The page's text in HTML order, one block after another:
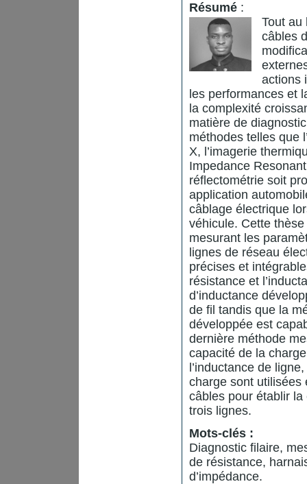
Résumé :
Tout au
câbles
actions
les performances et
la complexité
matière de
méthodes telles que
X, l’imagerie
Impedance
réflectométrie soit
application
câblage électrique
véhicule. Cette
mesurant les
lignes de réseau
précises et
résistance et
d’inductance
de fil tandis que la
développée est
dernière méthode
capacité de la
l’inductance de
charge sont utilisées
câbles pour établir la
trois lignes.
Mots-clés :
Diagnostic filaire,
de résistance,
d’impédance.